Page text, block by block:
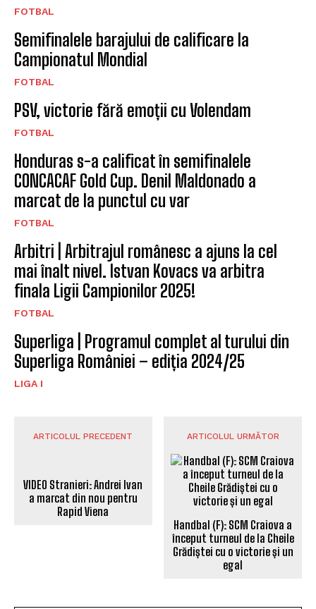
FOTBAL
Semifinalele barajului de calificare la
Campionatul Mondial
FOTBAL
PSV, victorie fără emoții cu Volendam
FOTBAL
Honduras s-a calificat în semifinalele
CONCACAF Gold Cup. Denil Maldonado a
marcat de la punctul cu var
FOTBAL
Arbitri | Arbitrajul românesc a ajuns la cel
mai înalt nivel. Istvan Kovacs va arbitra
finala Ligii Campionilor 2025!
FOTBAL
Superliga | Programul complet al turului din
Superliga României – ediția 2024/25
LIGA I
ARTICOLUL PRECEDENT
VIDEO Stranieri: Andrei Ivan
ARTICOLUL URMĂTOR
Handbal (F): SCM Craiova a
început turneul de la Cheile
Grădiștei cu o victorie și un
egal